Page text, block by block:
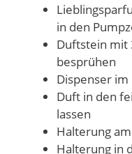
in den
Duftstein mit
besprühen
Dispenser
Duft in den
lassen
Halterung
Halterung in